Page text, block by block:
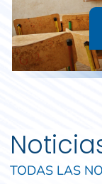
TODAS LAS